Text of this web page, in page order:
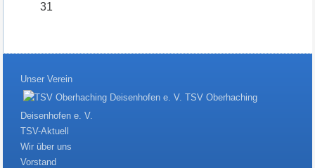
31
Unser Verein
TSV Oberhaching
Deisenhofen e. V.
TSV-Aktuell
Wir über uns
Vorstand